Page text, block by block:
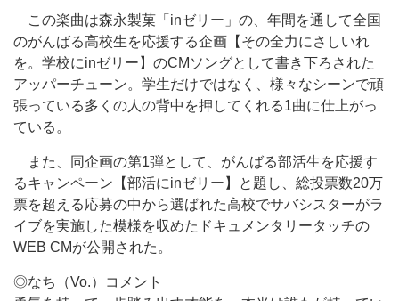
この楽曲は森永製菓「inゼリー」の、年間を通して全国
のがんばる高校生を応援する企画【その全力にさしいれ
を。学校にinゼリー】のCMソングとして書き下ろされた
アッパーチューン。学生だけではなく、様々なシーンで頑
張っている多くの人の背中を押してくれる1曲に仕上がっ
ている。
また、同企画の第1弾として、がんばる部活生を応援す
るキャンペーン【部活にinゼリー】と題し、総投票数20万
票を超える応募の中から選ばれた高校でサバシスターがラ
イブを実施した模様を収めたドキュメンタリータッチの
WEB CMが公開された。
◎なち（Vo.）コメント